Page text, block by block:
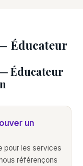
Éducateur
Éducateur
un
pour les services
référençons